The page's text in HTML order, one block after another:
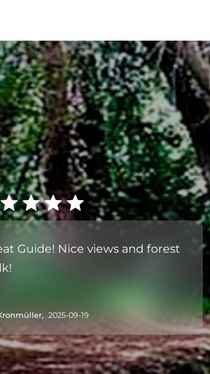
Guide! Nice views and forest
2025-09-19